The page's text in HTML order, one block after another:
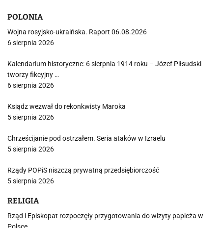
POLONIA
Wojna rosyjsko-ukraińska. Raport 06.08.2026
6 sierpnia 2026
Kalendarium historyczne: 6 sierpnia 1914 roku – Józef Piłsudski
tworzy fikcyjny …
6 sierpnia 2026
Ksiądz wezwał do rekonkwisty Maroka
5 sierpnia 2026
Chrześcijanie pod ostrzałem. Seria ataków w Izraelu
5 sierpnia 2026
Rządy POPiS niszczą prywatną przedsiębiorczość
5 sierpnia 2026
RELIGIA
Rząd i Episkopat rozpoczęły przygotowania do wizyty papieża w